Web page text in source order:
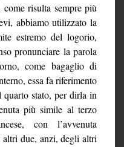
risulta sempre più
abbiamo utilizzato la
estremo del logorio,
pronunciare la parola
come bagaglio di
essa fa riferimento
stato, per dirla in
più simile al terzo
con l’avvenuta
due, anzi, degli altri